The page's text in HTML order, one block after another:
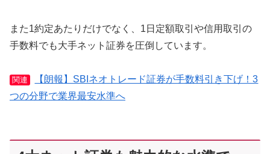
また1約定あたりだけでなく、1日定額取引や信用取引の
手数料でも大手ネット証券を圧倒しています。
関連
【朗報】SBIネオトレード証券が手数料引き下げ！3
つの分野で業界最安水準へ